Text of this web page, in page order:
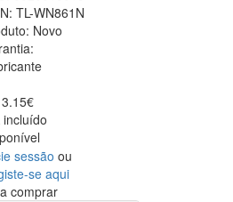
TL-WN861N
Novo
incluído
sessão ou
se aqui
comprar